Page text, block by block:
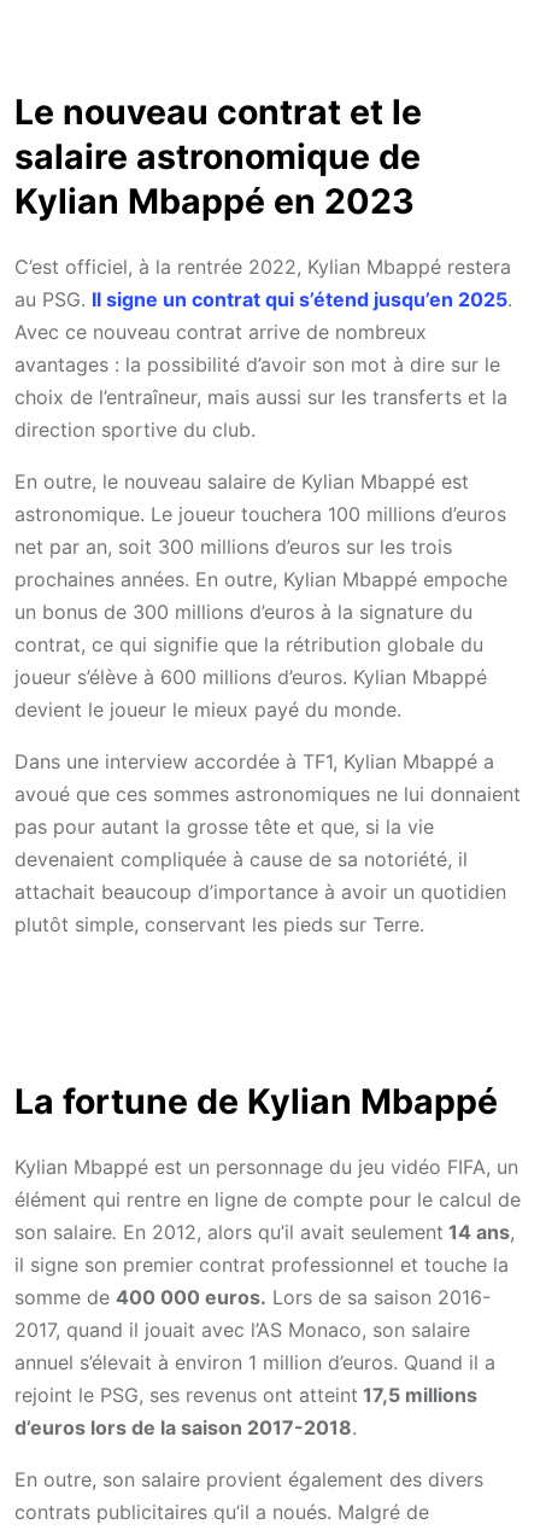
Le nouveau contrat et le
salaire astronomique de
Kylian Mbappé en 2023
C’est officiel, à la rentrée 2022, Kylian Mbappé restera
au PSG. Il signe un contrat qui s’étend jusqu’en 2025.
Avec ce nouveau contrat arrive de nombreux
avantages : la possibilité d’avoir son mot à dire sur le
choix de l’entraîneur, mais aussi sur les transferts et la
direction sportive du club.
En outre, le nouveau salaire de Kylian Mbappé est
astronomique. Le joueur touchera 100 millions d’euros
net par an, soit 300 millions d’euros sur les trois
prochaines années. En outre, Kylian Mbappé empoche
un bonus de 300 millions d’euros à la signature du
contrat, ce qui signifie que la rétribution globale du
joueur s’élève à 600 millions d’euros. Kylian Mbappé
devient le joueur le mieux payé du monde.
Dans une interview accordée à TF1, Kylian Mbappé a
avoué que ces sommes astronomiques ne lui donnaient
pas pour autant la grosse tête et que, si la vie
devenaient compliquée à cause de sa notoriété, il
attachait beaucoup d’importance à avoir un quotidien
plutôt simple, conservant les pieds sur Terre.
La fortune de Kylian Mbappé
Kylian Mbappé est un personnage du jeu vidéo FIFA, un
élément qui rentre en ligne de compte pour le calcul de
son salaire. En 2012, alors qu’il avait seulement 14 ans,
il signe son premier contrat professionnel et touche la
somme de 400 000 euros. Lors de sa saison 2016-
2017, quand il jouait avec l’AS Monaco, son salaire
annuel s’élevait à environ 1 million d’euros. Quand il a
rejoint le PSG, ses revenus ont atteint 17,5 millions
d’euros lors de la saison 2017-2018.
En outre, son salaire provient également des divers
contrats publicitaires qu’il a noués. Malgré de